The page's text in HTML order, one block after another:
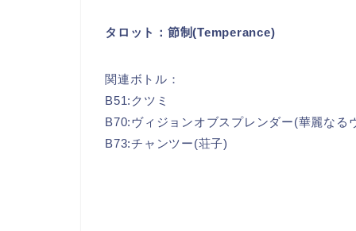
タロット：節制(Temperance)
関連ボトル：
B51:クツミ
B70:ヴィジョンオブスプレンダー(華麗なる
B73:チャンツー(荘子)